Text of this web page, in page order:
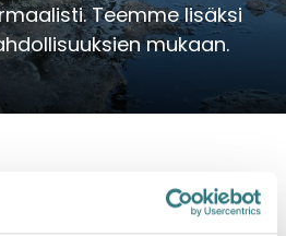
Teemme lisäksi
mukaan.
tehtaan puolella
Tuotannossamme ja